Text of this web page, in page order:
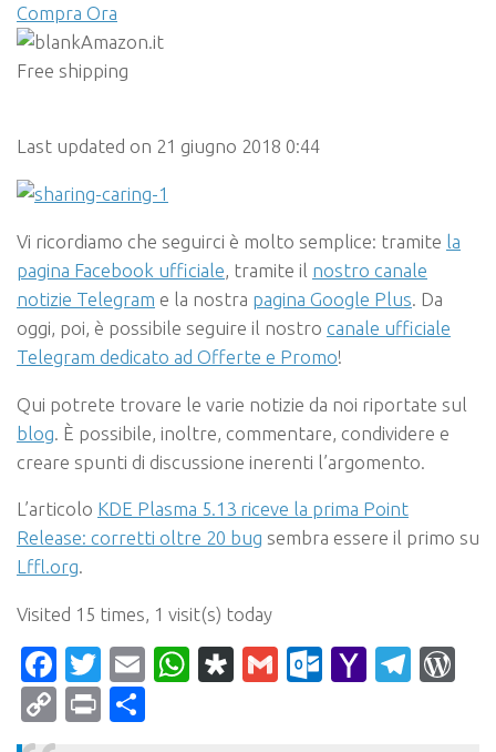
Compra Ora
Amazon.it
Free shipping
Last updated on 21 giugno 2018 0:44
Vi ricordiamo che seguirci è molto semplice: tramite la
pagina Facebook ufficiale, tramite il nostro canale
notizie Telegram e la nostra pagina Google Plus. Da
oggi, poi, è possibile seguire il nostro canale ufficiale
Telegram dedicato ad Offerte e Promo!
Qui potrete trovare le varie notizie da noi riportate sul
blog . È possibile, inoltre, commentare, condividere e
creare spunti di discussione inerenti l’argomento.
L’articolo KDE Plasma 5.13 riceve la prima Point
Release: corretti oltre 20 bug sembra essere il primo su
Lffl.org.
Visited 15 times, 1 visit(s) today
Facebook
Twitter
EmailWhatsApp
Diaspora
Gmail Yahoo
CopyPrint